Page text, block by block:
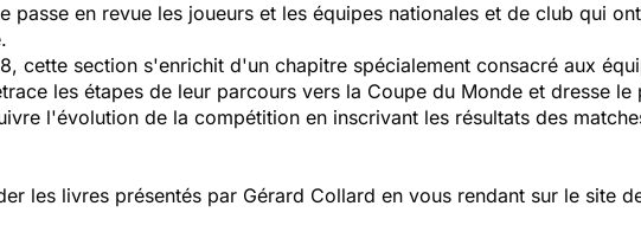
passe en revue les joueurs et les équipes nationales et de club qui
cette section s'enrichit d'un chapitre spécialement consacré aux
les étapes de leur parcours vers la Coupe du Monde et dresse
l'évolution de la compétition en inscrivant les résultats des
les livres présentés par Gérard Collard en vous rendant sur le site